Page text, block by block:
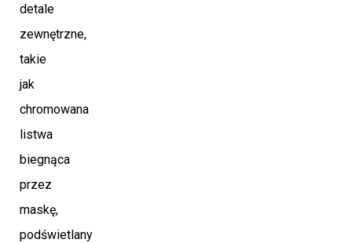
detale
zewnętrzne,
takie
jak
chromowana
listwa
biegnąca
przez
maskę,
podświetlany